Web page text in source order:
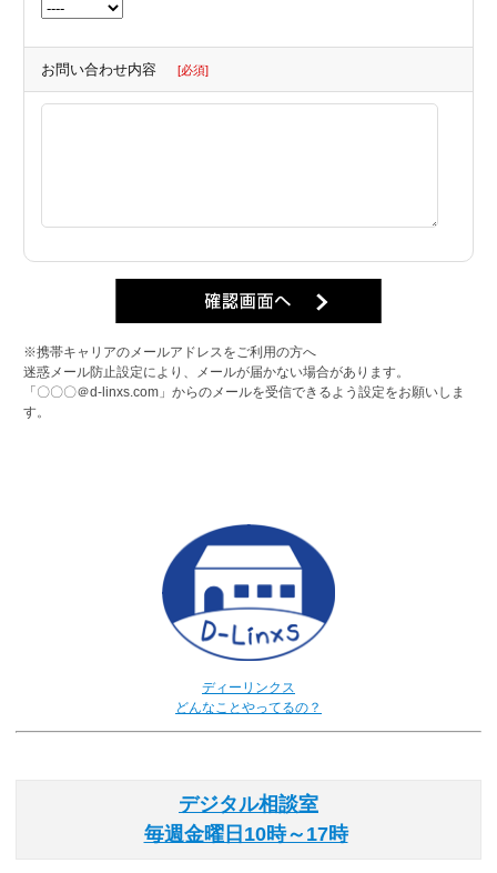
お問い合わせ内容 [必須]
※携帯キャリアのメールアドレスをご利用の方へ
迷惑メール防止設定により、メールが届かない場合があります。
「〇〇〇＠d-linxs.com」からのメールを受信できるよう設定をお願いしま
す。
ディーリンクス
どんなことやってるの？
デジタル相談室
毎週金曜日10時～17時